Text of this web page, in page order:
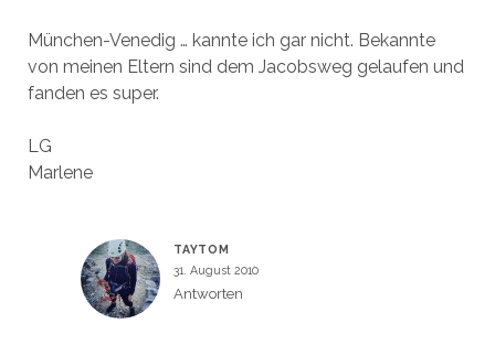
München-Venedig … kannte ich gar nicht. Bekannte
von meinen Eltern sind dem Jacobsweg gelaufen und
fanden es super.
LG
Marlene
TAYTOM
31. August 2010
Antworten